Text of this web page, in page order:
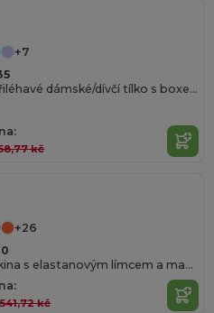
+7
BRENDA Přiléhavé dámské/dívčí tílko s boxerskými ramínky z hladkého úpletu
kč
+26
Klasická mikina s elastanovým límcem a manžetami
541,72 kč